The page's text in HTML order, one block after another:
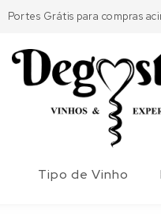
Portes Grátis para compras
Tipo de Vinho